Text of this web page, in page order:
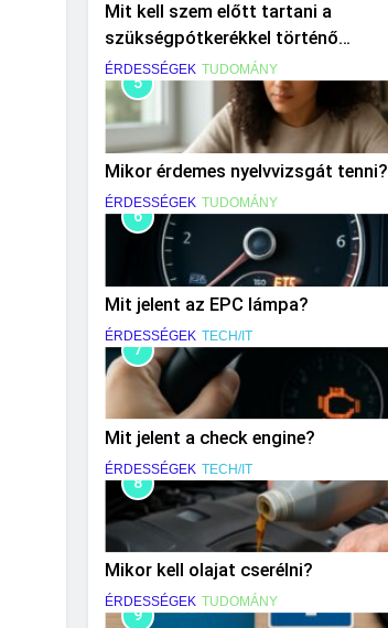
Mit kell szem előtt tartani a
szükségpótkerékkel történő
közlekedéskor?
ÉRDESSÉGEK TUDOMÁNY
5
Mikor érdemes nyelvvizsgát tenni?
ÉRDESSÉGEK TUDOMÁNY
6
Mit jelent az EPC lámpa?
ÉRDESSÉGEK TECH/IT
7
Mit jelent a check engine?
ÉRDESSÉGEK TECH/IT
8
Mikor kell olajat cserélni?
ÉRDESSÉGEK TUDOMÁNY
9